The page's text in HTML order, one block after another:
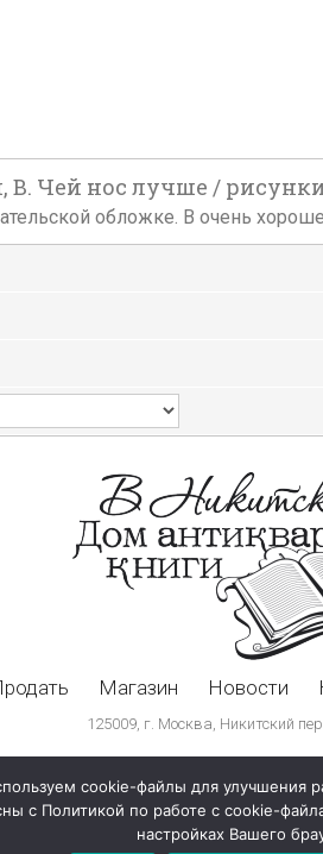
Чей нос лучше / рисунки
обложке. В очень
Магазин Новости
125009, г. Москва, Никитский
cookie-файлы для улучшения
с Политикой по работе с cookie-
настройках Вашего